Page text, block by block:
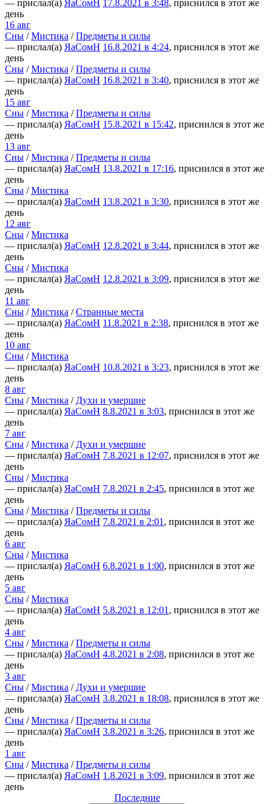
— прислал(а) ЯаСомН 17.8.2021 в 3:48, приснился в этот же
день
16 авг
Сны /Мистика /Предметы и силы
— прислал(а) ЯаСомН 16.8.2021 в 4:24, приснился в этот же
день
Сны /Мистика /Предметы и силы
— прислал(а) ЯаСомН 16.8.2021 в 3:40, приснился в этот же
день
15 авг
Сны /Мистика /Предметы и силы
— прислал(а) ЯаСомН 15.8.2021 в 15:42, приснился в этот же
день
13 авг
Сны /Мистика /Предметы и силы
— прислал(а) ЯаСомН 13.8.2021 в 17:16, приснился в этот же
день
Сны /Мистика
— прислал(а) ЯаСомН 13.8.2021 в 3:30, приснился в этот же
день
12 авг
Сны /Мистика
— прислал(а) ЯаСомН 12.8.2021 в 3:44, приснился в этот же
день
Сны /Мистика
— прислал(а) ЯаСомН 12.8.2021 в 3:09, приснился в этот же
день
11 авг
Сны /Мистика /Странные места
— прислал(а) ЯаСомН 11.8.2021 в 2:38, приснился в этот же
день
10 авг
Сны /Мистика
— прислал(а) ЯаСомН 10.8.2021 в 3:23, приснился в этот же
день
8 авг
Сны /Мистика / Духи и умершие
— прислал(а) ЯаСомН 8.8.2021 в 3:03, приснился в этот же
день
7 авг
Сны /Мистика / Духи и умершие
— прислал(а) ЯаСомН 7.8.2021 в 12:07, приснился в этот же
день
Сны /Мистика
— прислал(а) ЯаСомН 7.8.2021 в 2:45, приснился в этот же
день
Сны /Мистика /Предметы и силы
— прислал(а) ЯаСомН 7.8.2021 в 2:01 , приснился в этот же
день
6 авг
Сны /Мистика
— прислал(а) ЯаСомН 6.8.2021 в 1:00, приснился в этот же
день
5 авг
Сны /Мистика
— прислал(а) ЯаСомН 5.8.2021 в 12:01 , приснился в этот же
день
4 авг
Сны /Мистика /Предметы и силы
— прислал(а) ЯаСомН 4.8.2021 в 2:08, приснился в этот же
день
3 авг
Сны /Мистика / Духи и умершие
— прислал(а) ЯаСомН 3.8.2021 в 18:08, приснился в этот же
день
Сны /Мистика /Предметы и силы
— прислал(а) ЯаСомН 3.8.2021 в 3:26, приснился в этот же
день
1 авг
Сны /Мистика /Предметы и силы
— прислал(а) ЯаСомН 1.8.2021 в 3:09, приснился в этот же
день
Последние